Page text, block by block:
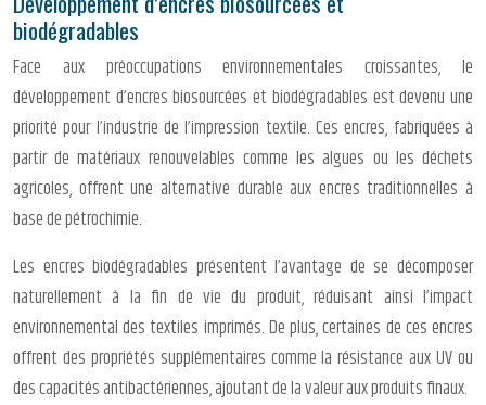
biodégradables
Face aux préoccupations environnementales croissantes, le
développement d’encres biosourcées et biodégradables est devenu une
priorité pour l’industrie de l’impression textile. Ces encres, fabriquées à
partir de matériaux renouvelables comme les algues ou les déchets
agricoles, offrent une alternative durable aux encres traditionnelles à
base de pétrochimie.
Les encres biodégradables présentent l’avantage de se décomposer
naturellement à la fin de vie du produit, réduisant ainsi l’impact
environnemental des textiles imprimés. De plus, certaines de ces encres
offrent des propriétés supplémentaires comme la résistance aux UV ou
des capacités antibactériennes, ajoutant de la valeur aux produits finaux.